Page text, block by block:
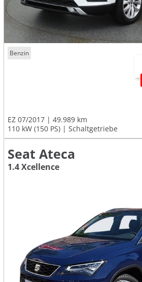
Benzin
EZ 07/2017
49.989 km
110 kW (150 PS)
Schaltgetriebe
Seat Ateca
1.4 Xcellence